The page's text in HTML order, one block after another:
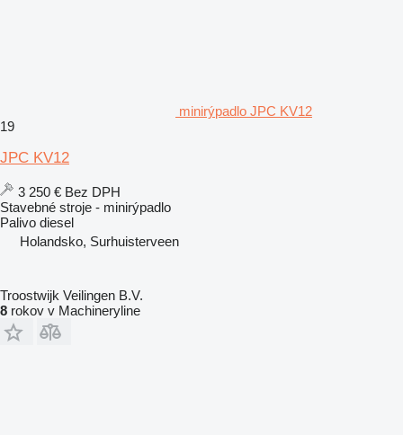
minirýpadlo JPC KV12
19
JPC KV12
3 250 € Bez DPH
Stavebné stroje - minirýpadlo
Palivo diesel
Holandsko, Surhuisterveen
Troostwijk Veilingen B.V.
8 rokov v Machineryline